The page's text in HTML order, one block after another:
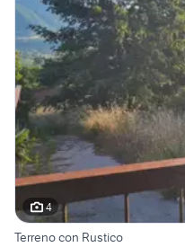
4
Terreno con Rustico